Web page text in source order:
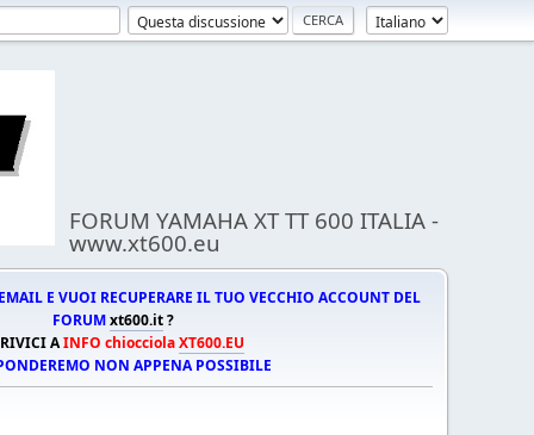
FORUM YAMAHA XT TT 600 ITALIA -
www.xt600.eu
E VUOI RECUPERARE IL TUO VECCHIO ACCOUNT DEL
FORUMxt600.it?
AINFO chiocciolaXT600.EU
NON APPENA POSSIBILE